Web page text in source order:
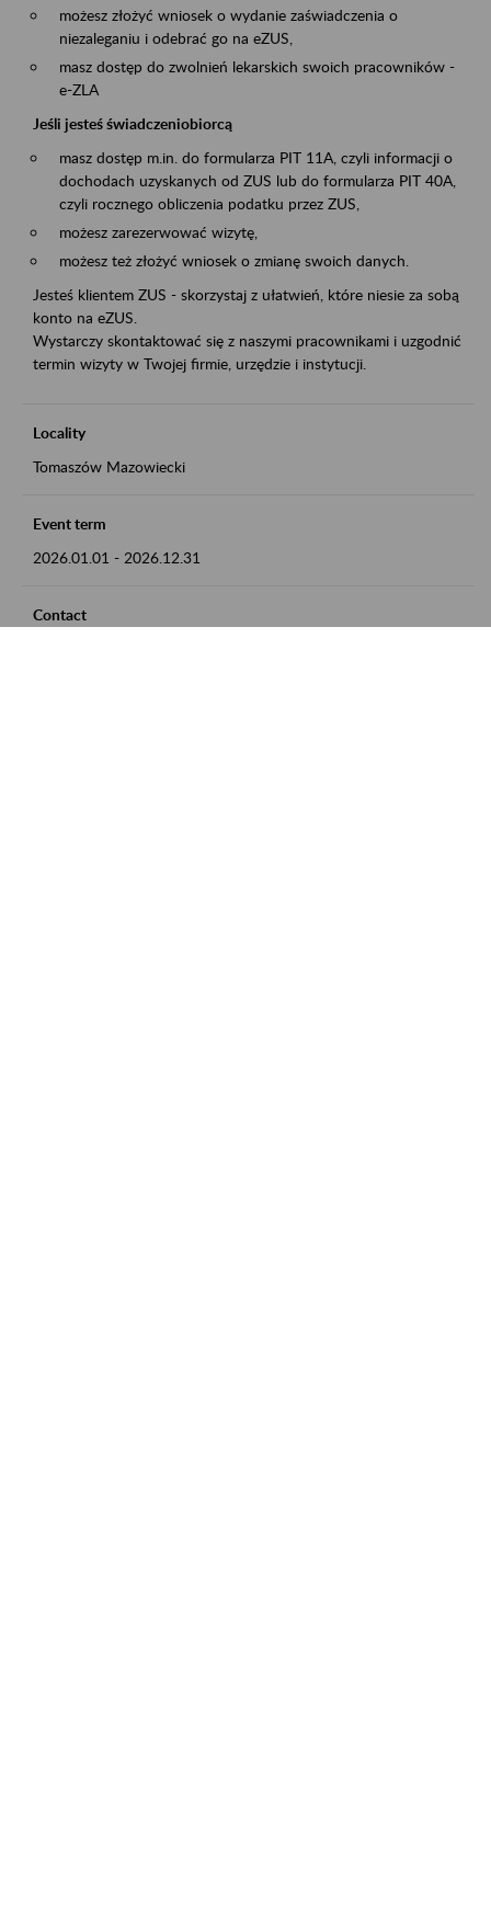
możesz złożyć wniosek o wydanie zaświadczenia o
niezaleganiu i odebrać go na eZUS,
masz dostęp do zwolnień lekarskich swoich pracowników -
e-ZLA
Jeśli jesteś świadczeniobiorcą
masz dostęp m.in. do formularza PIT 11A, czyli informacji o
dochodach uzyskanych od ZUS lub do formularza PIT 40A,
czyli rocznego obliczenia podatku przez ZUS,
możesz zarezerwować wizytę,
możesz też złożyć wniosek o zmianę swoich danych.
Jesteś klientem ZUS - skorzystaj z ułatwień, które niesie za sobą
konto na eZUS.
Wystarczy skontaktować się z naszymi pracownikami i uzgodnić
termin wizyty w Twojej firmie, urzędzie i instytucji.
Locality
Tomaszów Mazowiecki
Event term
2026.01.01 - 2026.12.31
Contact